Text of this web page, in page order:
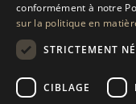
NOUS ENVOYER
NAVIGATION
conformément à notre
sur la politique en
STRICTEMENT
CIBLAGE